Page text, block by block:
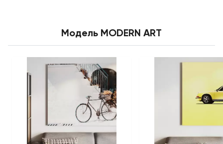
Модель MODERN ART